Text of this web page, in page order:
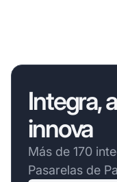
Integra,
innova
Más de 170
Pasarelas de